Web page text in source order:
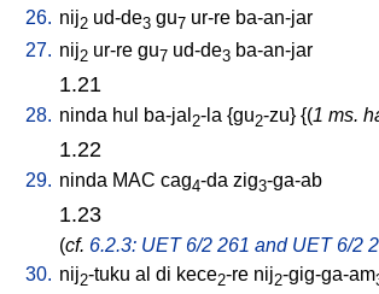
26. nij2 ud-de3 gu7 ur-re ba-an-jar
27. nij2 ur-re gu7 ud-de3 ba-an-jar
1.21
28. ninda hul ba-jal 2-la {gu2-zu} {(1 ms.
1.22
29. ninda MAC cag4-da zig3-ga-ab
1.23
(cf. 6.2.3: UET 6/2 261 and UET 6/2
30. nij2-tuku al di kece2-re nij2-gig-ga-am